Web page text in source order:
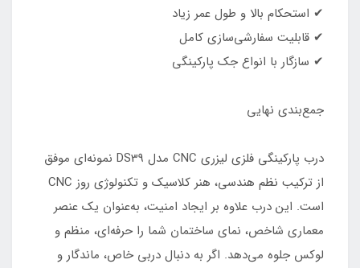
✔ استحکام بالا و طول عمر زیاد
✔ قابلیت سفارشی‌سازی کامل
✔ سازگار با انواع جک پارکینگی
جمع‌بندی نهایی
درب پارکینگی فلزی لیزری CNC مدل DS39 نمونه‌ای موفق
از ترکیب نظم هندسی، هنر کلاسیک و تکنولوژی روز CNC
است. این درب علاوه بر ایجاد امنیت، به‌عنوان یک عنصر
معماری شاخص، نمای ساختمان شما را حرفه‌ای، منظم و
لوکس جلوه می‌دهد. اگر به دنبال دربی خاص، ماندگار و